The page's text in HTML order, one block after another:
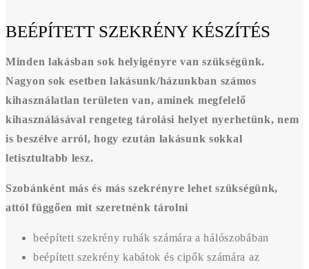
BEÉPÍTETT SZEKRÉNY KÉSZÍTÉS
Minden lakásban sok helyigényre van szükségünk.
Nagyon sok esetben lakásunk/házunkban számos
kihasználatlan területen van, aminek megfelelő
kihasználásával rengeteg tárolási helyet nyerhetünk, nem
is beszélve arról, hogy ezután lakásunk sokkal
letisztultabb lesz.
Szobánként más és más szekrényre lehet szükségünk,
attól függően mit szeretnénk tárolni
beépített szekrény ruhák számára a hálószobában
beépített szekrény kabátok és cipők számára az